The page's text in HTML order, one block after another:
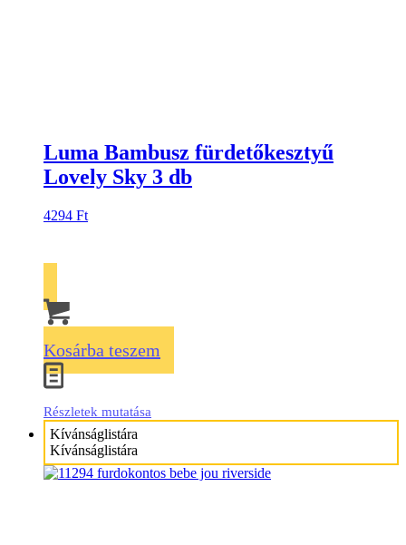
Luma Bambusz fürdetőkesztyű
Lovely Sky 3 db
4294 Ft
Kosárba teszem
Részletek mutatása
Kívánságlistára
Kívánságlistára